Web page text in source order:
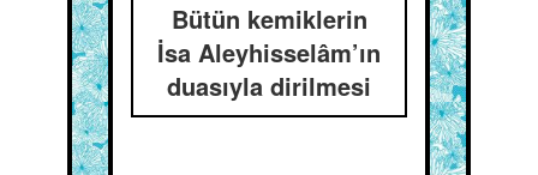
Bütün kemiklerin
İsa Aleyhisselâm’ın
duasıyla dirilmesi